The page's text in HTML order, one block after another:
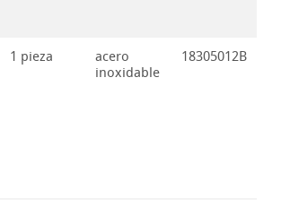
1 pieza
acero
inoxidable
18305012B